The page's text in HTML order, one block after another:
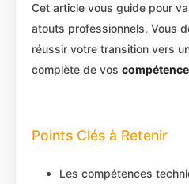
Cet article vous guide pour
atouts professionnels. Vous
réussir votre transition vers
complète de vos
Points Clés à Retenir
Les compétences